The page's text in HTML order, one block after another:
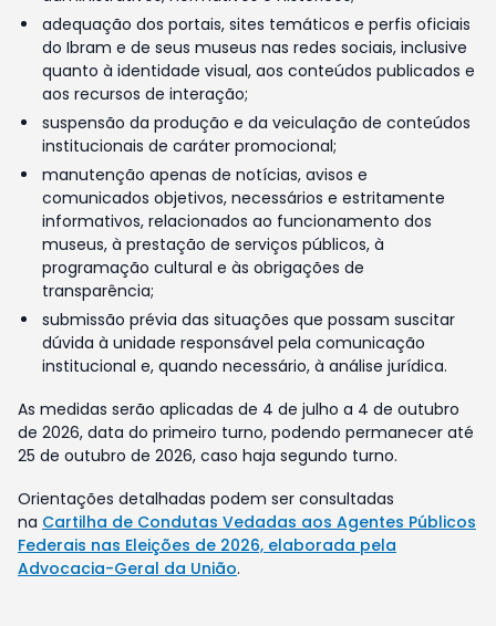
adequação dos portais, sites temáticos e perfis oficiais
do Ibram e de seus museus nas redes sociais, inclusive
quanto à identidade visual, aos conteúdos publicados e
aos recursos de interação;
suspensão da produção e da veiculação de conteúdos
institucionais de caráter promocional;
manutenção apenas de notícias, avisos e
comunicados objetivos, necessários e estritamente
informativos, relacionados ao funcionamento dos
museus, à prestação de serviços públicos, à
programação cultural e às obrigações de
transparência;
submissão prévia das situações que possam suscitar
dúvida à unidade responsável pela comunicação
institucional e, quando necessário, à análise jurídica.
As medidas serão aplicadas de 4 de julho a 4 de outubro
de 2026, data do primeiro turno, podendo permanecer até
25 de outubro de 2026, caso haja segundo turno.
Orientações detalhadas podem ser consultadas
na Cartilha de Condutas Vedadas aos Agentes Públicos
Federais nas Eleições de 2026, elaborada pela
Advocacia-Geral da União.